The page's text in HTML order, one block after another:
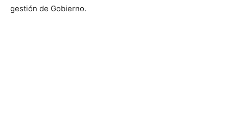
gestión de Gobierno.